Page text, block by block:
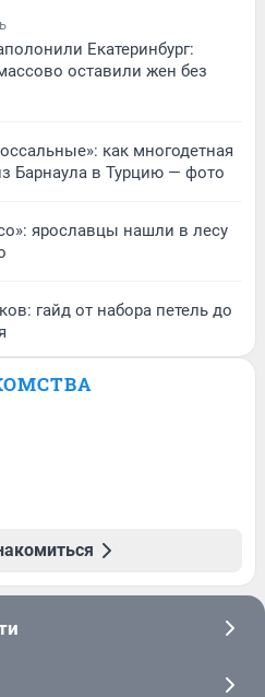
Екатеринбург:
оставили жен без
как многодетная
Барнаула в Турцию — фото
ярославцы нашли в лесу
гайд от набора петель до